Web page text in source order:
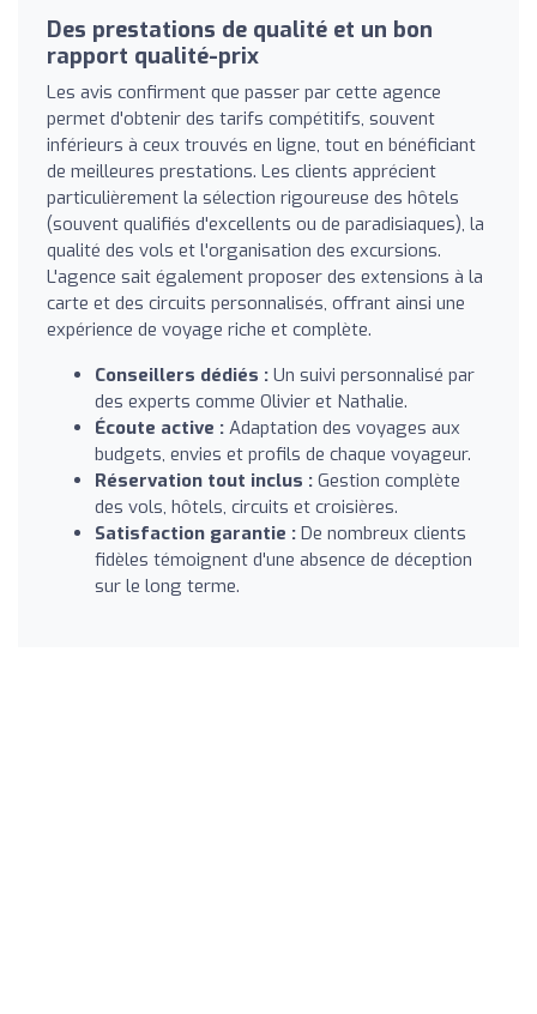
Des prestations de qualité et un bon
rapport qualité-prix
Les avis confirment que passer par cette agence
permet d'obtenir des tarifs compétitifs, souvent
inférieurs à ceux trouvés en ligne, tout en bénéficiant
de meilleures prestations. Les clients apprécient
particulièrement la sélection rigoureuse des hôtels
(souvent qualifiés d'excellents ou de paradisiaques), la
qualité des vols et l'organisation des excursions.
L'agence sait également proposer des extensions à la
carte et des circuits personnalisés, offrant ainsi une
expérience de voyage riche et complète.
Conseillers dédiés : Un suivi personnalisé par
des experts comme Olivier et Nathalie.
Écoute active : Adaptation des voyages aux
budgets, envies et profils de chaque voyageur.
Réservation tout inclus : Gestion complète
des vols, hôtels, circuits et croisières.
Satisfaction garantie : De nombreux clients
fidèles témoignent d'une absence de déception
sur le long terme.